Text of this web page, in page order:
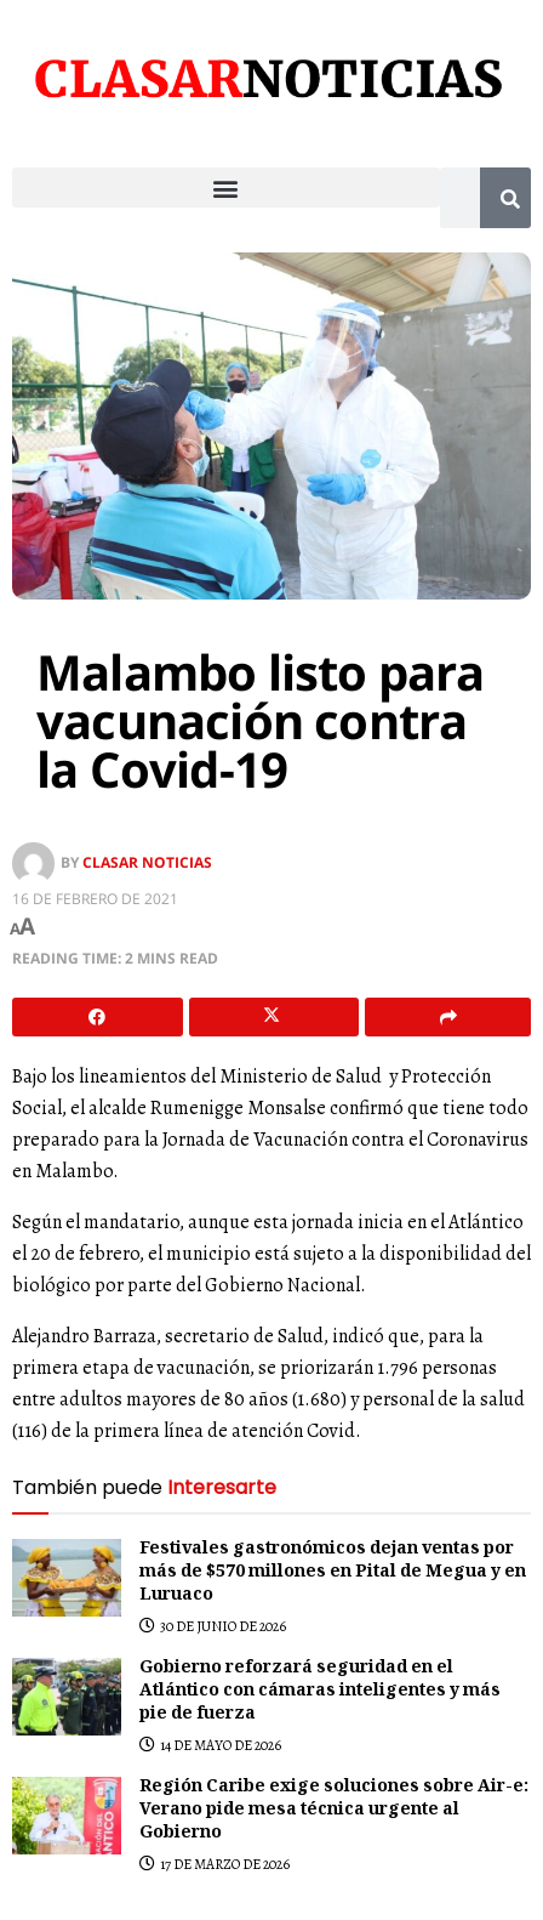
Malambo listo para
vacunación contra
la Covid-19
BYCLASAR NOTICIAS
16 DE FEBRERO DE 2021
AA
READING TIME: 2 MINS READ
Bajo los lineamientos del Ministerio de Salud y Protección
Social, el alcalde Rumenigge Monsalse confirmó que tiene todo
preparado para la Jornada de Vacunación contra el Coronavirus
en Malambo.
Según el mandatario, aunque esta jornada inicia en el Atlántico
el 20 de febrero, el municipio está sujeto a la disponibilidad del
biológico por parte del Gobierno Nacional.
Alejandro Barraza, secretario de Salud, indicó que, para la
primera etapa de vacunación, se priorizarán 1.796 personas
entre adultos mayores de 80 años (1.680) y personal de la salud
(116) de la primera línea de atención Covid.
También puede Interesarte
Festivales gastronómicos dejan ventas por
más de $570 millones en Pital de Megua y en
Luruaco
30 DE JUNIO DE 2026
Gobierno reforzará seguridad en el
Atlántico con cámaras inteligentes y más
pie de fuerza
14 DE MAYO DE 2026
Región Caribe exige soluciones sobre Air-e:
Verano pide mesa técnica urgente al
Gobierno
17 DE MARZO DE 2026